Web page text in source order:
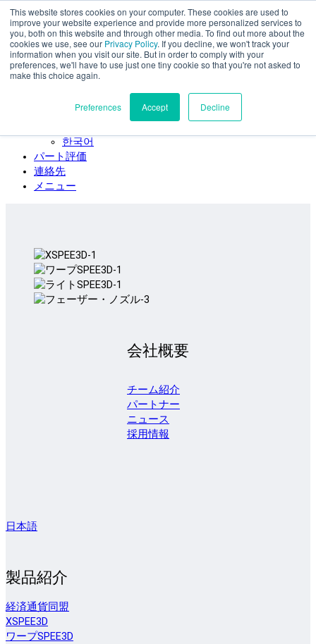
This website stores cookies on your computer. These cookies are used to
improve your website experience and provide more personalized services to
you, both on this website and through other media. To find out more about the
cookies we use, see our Privacy Policy. If you decline, we won't track your
information when you visit our site. But in order to comply with your
preferences, we'll have to use just one tiny cookie so that you're not asked to
make this choice again.
Preferences Accept Decline
本文へスキップ
SPEE3D
日本語
English
Español
Français
한국어
パート評価
連絡先
メニュー
会社概要
チーム紹介
パートナー
ニュース
採用情報
日本語
製品紹介
経済通貨同盟
XSPEE3D
ワープSPEE3D